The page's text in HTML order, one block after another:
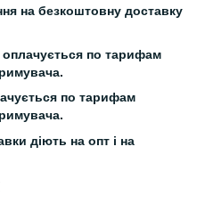
на безкоштовну доставку
по тарифам
по тарифам
діють на опт і на